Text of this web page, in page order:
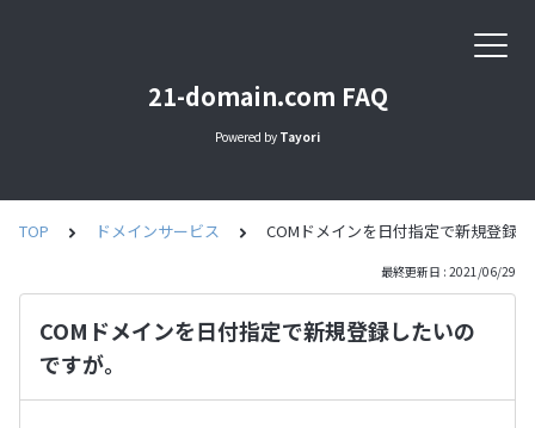
21-domain.com FAQ
Powered by Tayori
TOP ドメインサービス COMドメインを日付指定で新規登録
最終更新日 : 2021/06/29
COMドメインを日付指定で新規登録したいの
ですが。